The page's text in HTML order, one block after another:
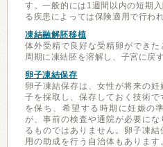
す。一般的には1週間以内の短期
る疾患によっては保険適用で行われ
凍結融解胚移植
体外受精で良好な受精卵ができ
周期に凍結胚を溶解し、子宮に戻
卵子凍結保存
卵子凍結保存は、女性が将来の
子を採取し、保存しておく技術
を保ち、希望する時期に妊娠の
が、事前の検査や通院が必要に
るものではありません。卵子凍
用の助成を行う自治体もありま